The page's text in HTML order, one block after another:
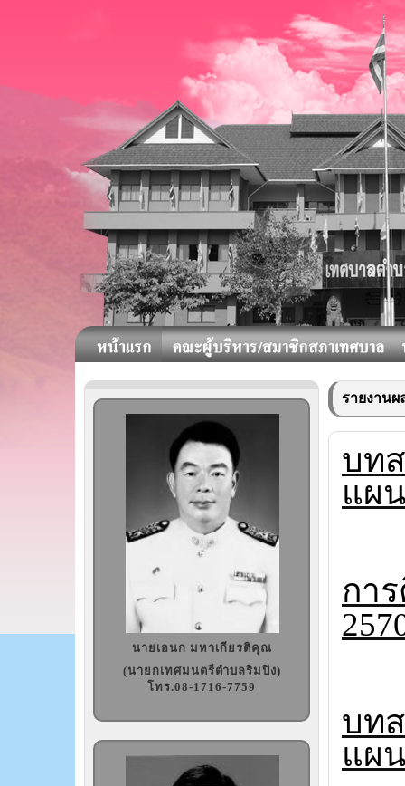
นายเอนก มหาเกียรติคุณ
(นายกเทศมนตรีตำบลริมปิง)
โทร.08-1716-7759
รายงาน
บท
แผ
กา
บท
แผ